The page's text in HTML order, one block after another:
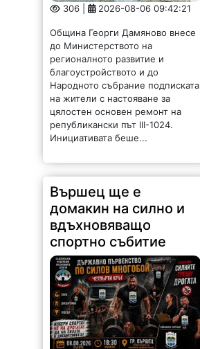
306 | 2026-08-06 09:42:21
Община Георги Дамяново внесе
до Министерството на
регионалното развитие и
благоустройството и до
Народното събрание подписката
на жители с настояване за
цялостен основен ремонт на
републикански път III-1024.
Инициативата беше...
Вършец ще е
домакин на силно и
вдъхновяващо
спортно събитие